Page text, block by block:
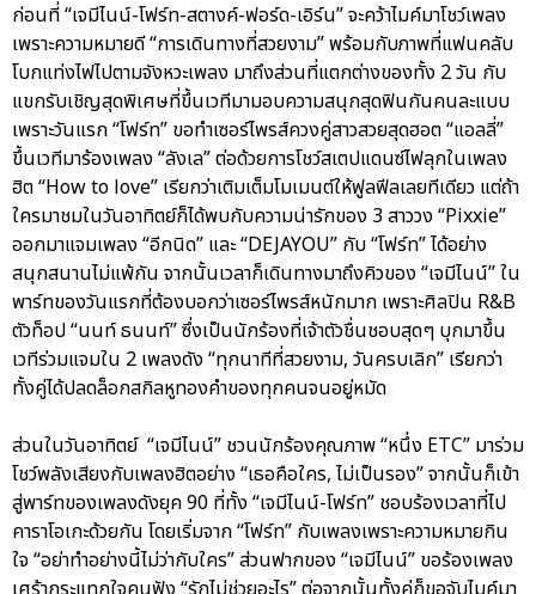
ก่อนที่ “เจมีไนน์-โฟร์ท-สตางค์-ฟอร์ด-เอิร์น” จะคว้าไมค์มาโชว์เพลง
เพราะความหมายดี “การเดินทางที่สวยงาม” พร้อมกับภาพที่แฟนคลับ
โบกแท่งไฟไปตามจังหวะเพลง มาถึงส่วนที่แตกต่างของทั้ง 2 วัน กับ
แขกรับเชิญสุดพิเศษที่ขึ้นเวทีมามอบความสนุกสุดฟินกันคนละแบบ
เพราะวันแรก “โฟร์ท” ขอทำเซอร์ไพรส์ควงคู่สาวสวยสุดฮอต “แอลลี่”
ขึ้นเวทีมาร้องเพลง “ลังเล” ต่อด้วยการโชว์สเตปแดนซ์ไฟลุกในเพลง
ฮิต “How to love” เรียกว่าเติมเต็มโมเมนต์ให้ฟูลฟีลเลยทีเดียว แต่ถ้า
ใครมาชมในวันอาทิตย์ก็ได้พบกับความน่ารักของ 3 สาววง “Pixxie”
ออกมาแจมเพลง “อีกนิด” และ “DEJAYOU” กับ “โฟร์ท” ได้อย่าง
สนุกสนานไม่แพ้กัน จากนั้นเวลาก็เดินทางมาถึงคิวของ “เจมีไนน์” ใน
พาร์ทของวันแรกที่ต้องบอกว่าเซอร์ไพรส์หนักมาก เพราะศิลปิน R&B
ตัวท็อป “นนท์ ธนนท์” ซึ่งเป็นนักร้องที่เจ้าตัวชื่นชอบสุดๆ บุกมาขึ้น
เวทีร่วมแจมใน 2 เพลงดัง “ทุกนาทีที่สวยงาม, วันครบเลิก” เรียกว่า
ทั้งคู่ได้ปลดล็อกสกิลหูทองคำของทุกคนจนอยู่หมัด
ส่วนในวันอาทิตย์ “เจมีไนน์” ชวนนักร้องคุณภาพ “หนึ่ง ETC” มาร่วม
โชว์พลังเสียงกับเพลงฮิตอย่าง “เธอคือใคร, ไม่เป็นรอง” จากนั้นก็เข้า
สู่พาร์ทของเพลงดังยุค 90 ที่ทั้ง “เจมีไนน์-โฟร์ท” ชอบร้องเวลาที่ไป
คาราโอเกะด้วยกัน โดยเริ่มจาก “โฟร์ท” กับเพลงเพราะความหมายกิน
ใจ “อย่าทำอย่างนี้ไม่ว่ากับใคร” ส่วนฟากของ “เจมีไนน์” ขอร้องเพลง